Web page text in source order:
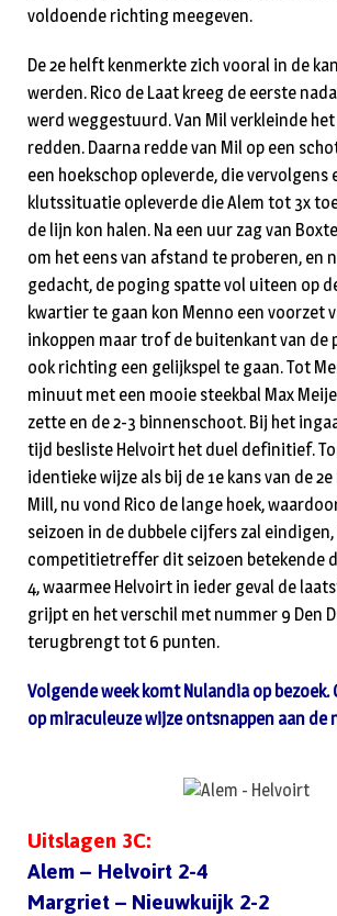
voldoende richting meegeven.
De 2e helft kenmerkte zich vooral in de
werden. Rico de Laat kreeg de eerste
werd weggestuurd. Van Mil verkleinde
redden. Daarna redde van Mil op een
een hoekschop opleverde, die vervolgens
klutssituatie opleverde die Alem tot 3x
de lijn kon halen. Na een uur zag van
om het eens van afstand te proberen, en
gedacht, de poging spatte vol uiteen op
kwartier te gaan kon Menno een voorzet
inkoppen maar trof de buitenkant van de
ook richting een gelijkspel te gaan. Tot
minuut met een mooie steekbal Max
zette en de 2-3 binnenschoot. Bij het
tijd besliste Helvoirt het duel definitief.
identieke wijze als bij de 1e kans van de
Mill, nu vond Rico de lange hoek,
seizoen in de dubbele cijfers zal eindigen,
competitietreffer dit seizoen betekende
4, waarmee Helvoirt in ieder geval de
grijpt en het verschil met nummer 9 Den
terugbrengt tot 6 punten.
Volgende week komt Nulandia op
op miraculeuze wijze ontsnappen aan de
Uitslagen 3C:
Alem – Helvoirt 2-4
Margriet – Nieuwkuijk 2-2